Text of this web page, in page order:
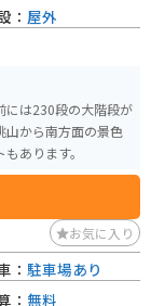
には230段の大階段が
山から南方面の景色
あります。
： 屋外
お気に入り
： 駐車場あり
： 無料